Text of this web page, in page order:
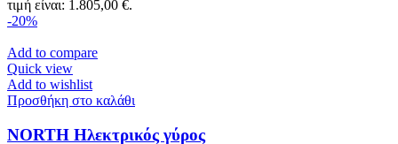
τιμή είναι: 1.805,00 €.
-20%
Add to compare
Quick view
Add to wishlist
Προσθήκη στο καλάθι
NORTH Ηλεκτρικός γύρος